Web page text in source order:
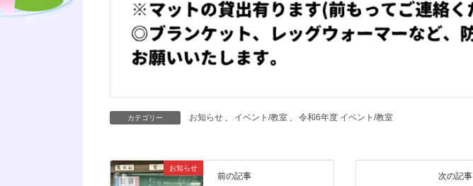
カテゴリー お知らせ 、 イベント/教室 、 令和6年度 イベント/教室
お知らせ
前の記事 次の記事